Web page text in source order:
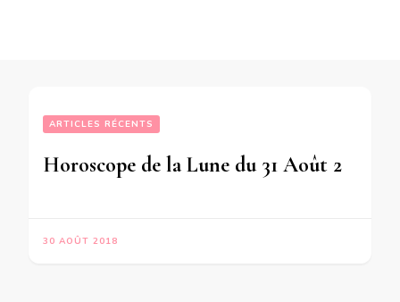
ARTICLES RÉCENTS
30 AOÛT 2018